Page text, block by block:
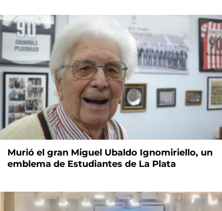
Murió el gran Miguel Ubaldo Ignomiriello, un
emblema de Estudiantes de La Plata